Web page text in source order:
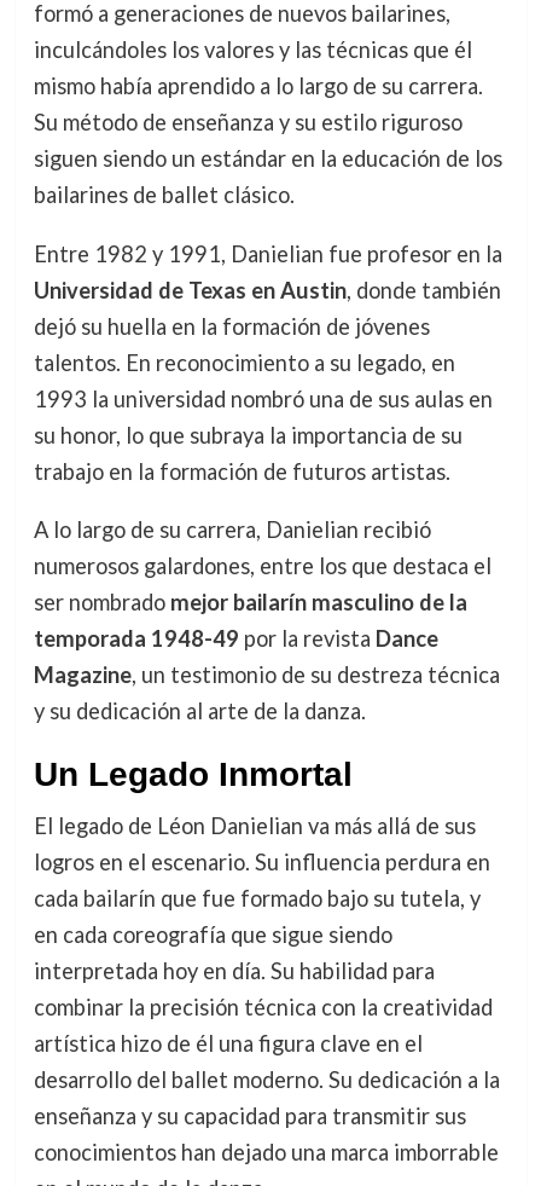
formó a generaciones de nuevos bailarines,
inculcándoles los valores y las técnicas que él
mismo había aprendido a lo largo de su carrera.
Su método de enseñanza y su estilo riguroso
siguen siendo un estándar en la educación de los
bailarines de ballet clásico.
Entre 1982 y 1991, Danielian fue profesor en la
Universidad de Texas en Austin, donde también
dejó su huella en la formación de jóvenes
talentos. En reconocimiento a su legado, en
1993 la universidad nombró una de sus aulas en
su honor, lo que subraya la importancia de su
trabajo en la formación de futuros artistas.
A lo largo de su carrera, Danielian recibió
numerosos galardones, entre los que destaca el
ser nombrado mejor bailarín masculino de la
temporada 1948-49 por la revista Dance
Magazine, un testimonio de su destreza técnica
y su dedicación al arte de la danza.
Un Legado Inmortal
El legado de Léon Danielian va más allá de sus
logros en el escenario. Su influencia perdura en
cada bailarín que fue formado bajo su tutela, y
en cada coreografía que sigue siendo
interpretada hoy en día. Su habilidad para
combinar la precisión técnica con la creatividad
artística hizo de él una figura clave en el
desarrollo del ballet moderno. Su dedicación a la
enseñanza y su capacidad para transmitir sus
conocimientos han dejado una marca imborrable